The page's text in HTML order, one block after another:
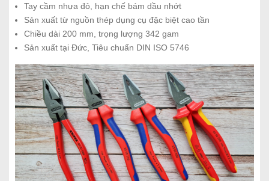
Tay cầm nhựa đỏ, hạn chế bám dầu nhớt
Sản xuất từ nguồn thép dụng cụ đặc biệt cao tần
Chiều dài 200 mm, trọng lượng 342 gam
Sản xuất tại Đức, Tiêu chuẩn DIN ISO 5746